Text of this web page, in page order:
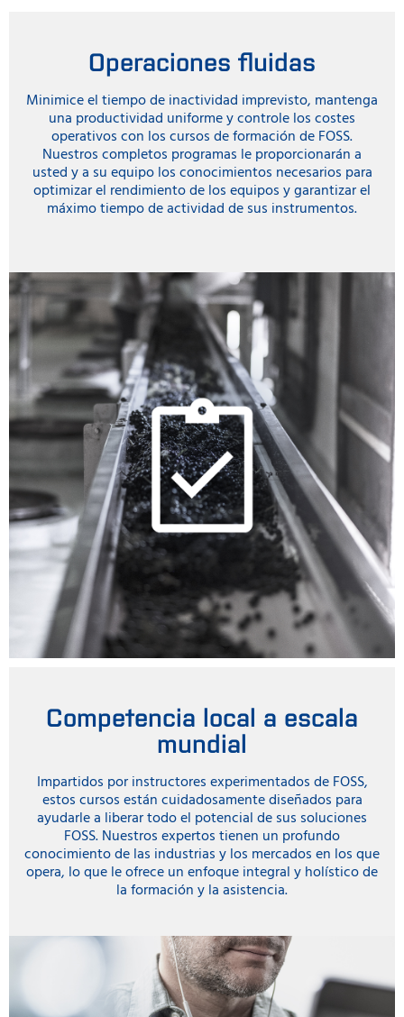
Operaciones fluidas
Minimice el tiempo de inactividad imprevisto, mantenga
una productividad uniforme y controle los costes
operativos con los cursos de formación de FOSS.
Nuestros completos programas le proporcionarán a
usted y a su equipo los conocimientos necesarios para
optimizar el rendimiento de los equipos y garantizar el
máximo tiempo de actividad de sus instrumentos.
Competencia local a escala
mundial
Impartidos por instructores experimentados de FOSS,
estos cursos están cuidadosamente diseñados para
ayudarle a liberar todo el potencial de sus soluciones
FOSS. Nuestros expertos tienen un profundo
conocimiento de las industrias y los mercados en los que
opera, lo que le ofrece un enfoque integral y holístico de
la formación y la asistencia.